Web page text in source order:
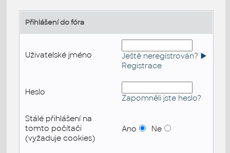
Přihlášení do fóra
Uživatelské jméno
Ještě neregistrován? ►
Registrace
Heslo
Zapomněli jste heslo?
Stálé přihlášení na
tomto počítači
(vyžaduje cookies)
Ano Ne